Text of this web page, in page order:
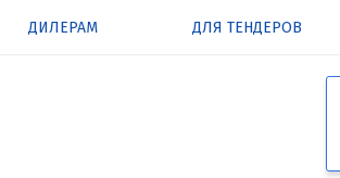
ДИЛЕРАМ ДЛЯ ТЕНДЕРОВ